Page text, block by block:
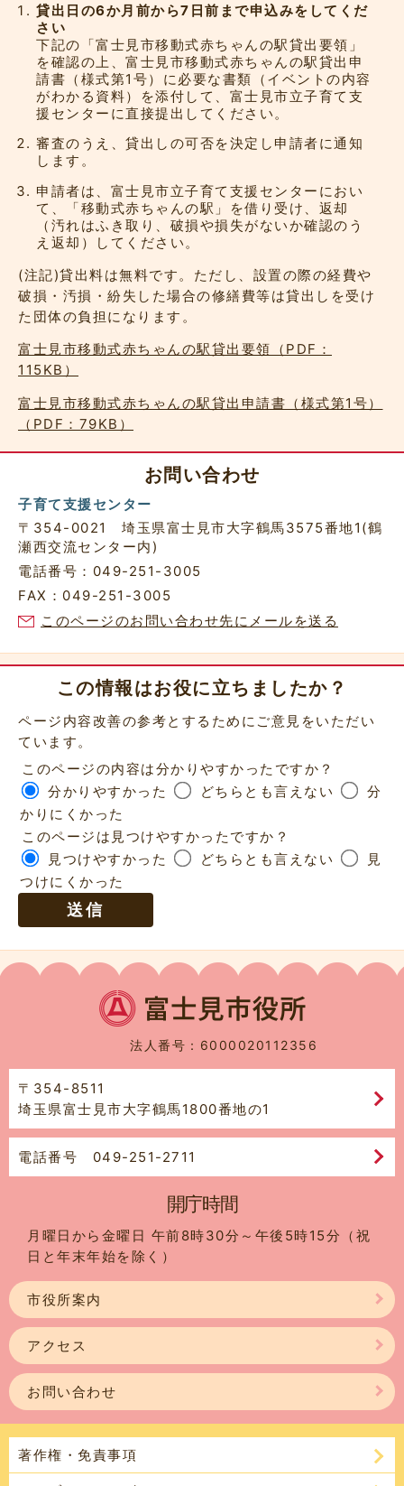
貸出日の6か月前から7日前まで申込みをしてくだ
さい
下記の「富士見市移動式赤ちゃんの駅貸出要領」
を確認の上、富士見市移動式赤ちゃんの駅貸出申
請書（様式第1号）に必要な書類（イベントの内容
がわかる資料）を添付して、富士見市立子育て支
援センターに直接提出してください。
審査のうえ、貸出しの可否を決定し申請者に通知
します。
申請者は、富士見市立子育て支援センターにおい
て、「移動式赤ちゃんの駅」を借り受け、返却
（汚れはふき取り、破損や損失がないか確認のう
え返却）してください。
(注記)貸出料は無料です。ただし、設置の際の経費や
破損・汚損・紛失した場合の修繕費等は貸出しを受け
た団体の負担になります。
富士見市移動式赤ちゃんの駅貸出要領（PDF：
115KB）
富士見市移動式赤ちゃんの駅貸出申請書（様式第1号）
（PDF：79KB）
お問い合わせ
子育て支援センター
〒354-0021 埼玉県富士見市大字鶴馬3575番地1(鶴
瀬西交流センター内)
電話番号：049-251-3005
FAX：049-251-3005
このページのお問い合わせ先にメールを送る
この情報はお役に立ちましたか？
ページ内容改善の参考とするためにご意見をいただい
ています。
このページの内容は分かりやすかったですか？
分かりやすかった
どちらとも言えない
分
かりにくかった
このページは見つけやすかったですか？
見つけやすかった
どちらとも言えない
見
つけにくかった
法人番号：6000020112356
〒354-8511
埼玉県富士見市大字鶴馬1800番地の1
電話番号 049-251-2711
開庁時間
月曜日から金曜日 午前8時30分～午後5時15分（祝
日と年末年始を除く）
市役所案内
アクセス
お問い合わせ
著作権・免責事項